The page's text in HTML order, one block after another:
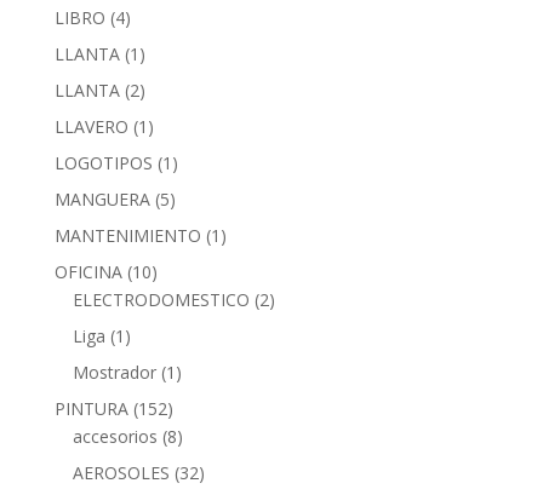
LIBRO (4)
LLANTA (1)
LLANTA (2)
LLAVERO (1)
LOGOTIPOS (1)
MANGUERA (5)
MANTENIMIENTO (1)
OFICINA (10)
ELECTRODOMESTICO (2)
Liga (1)
Mostrador (1)
PINTURA (152)
accesorios (8)
AEROSOLES (32)